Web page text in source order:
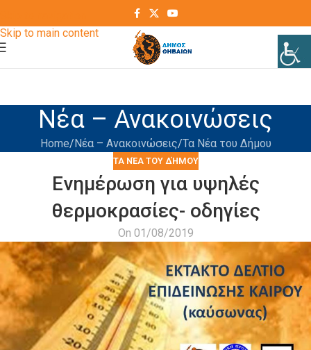
Skip to main content
Νέα – Ανακοινώσεις
Home Νέα – Ανακοινώσεις Τα Νέα του Δήμου
ΤΑ ΝΈΑ ΤΟΥ ΔΉΜΟΥ
Ενημέρωση για υψηλές
θερμοκρασίες- οδηγίες
On 01/08/2019